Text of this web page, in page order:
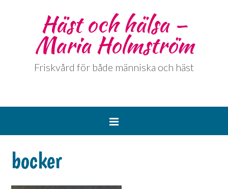
Häst och hälsa –
Maria Holmström
Friskvård för både människa och häst
bocker